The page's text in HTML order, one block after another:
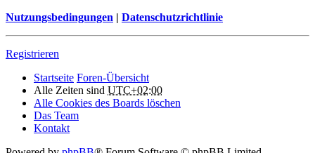
Nutzungsbedingungen | Datenschutzrichtlinie
Registrieren
Startseite Foren-Übersicht
Alle Zeiten sind UTC+02:00
Alle Cookies des Boards löschen
Das Team
Kontakt